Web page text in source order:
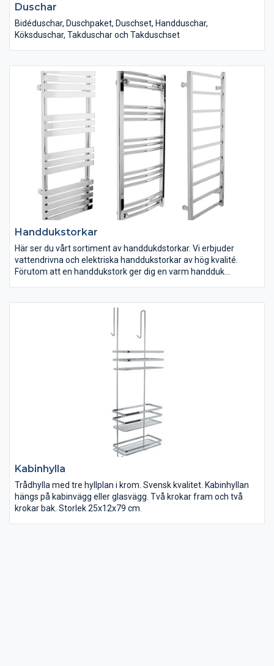
Duschar
Bidéduschar, Duschpaket, Duschset, Handduschar,
Köksduschar, Takduschar och Takduschset
Handdukstorkar
Här ser du vårt sortiment av handdukdstorkar. Vi erbjuder
vattendrivna och elektriska handdukstorkar av hög kvalité.
Förutom att en handdukstork ger dig en varm handduk
olika utföranden, stilar och olika funktioner. Med elpatronen
Kabinhylla
Trådhylla med tre hyllplan i krom. Svensk kvalitet. Kabinhyllan
hängs på kabinvägg eller glasvägg. Två krokar fram och två
krokar bak. Storlek 25x12x79 cm.